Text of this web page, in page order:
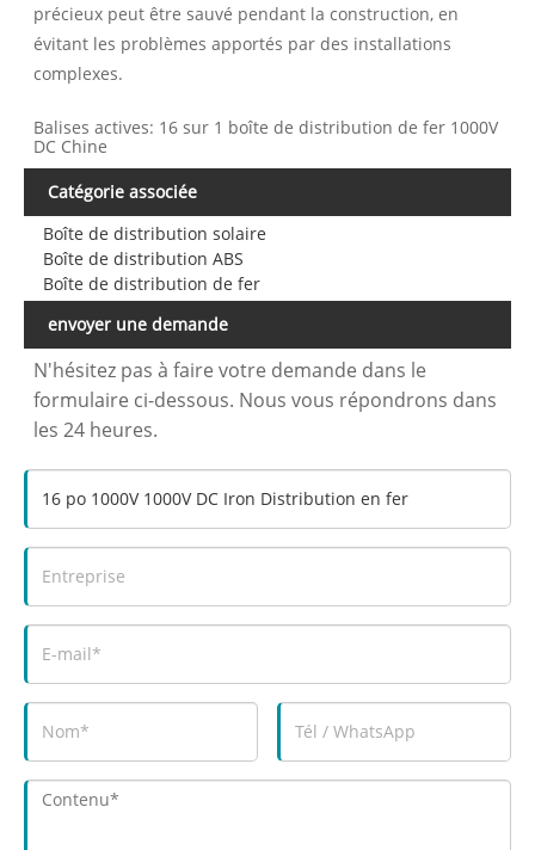
précieux peut être sauvé pendant la construction, en
évitant les problèmes apportés par des installations
complexes.
Balises actives: 16 sur 1 boîte de distribution de fer 1000V
DC Chine
Catégorie associée
Boîte de distribution solaire
Boîte de distribution ABS
Boîte de distribution de fer
envoyer une demande
N'hésitez pas à faire votre demande dans le
formulaire ci-dessous. Nous vous répondrons dans
les 24 heures.